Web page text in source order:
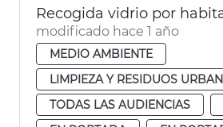
Recogida vidrio por
modificado hace 1 año
MEDIO AMBIENTE
LIMPIEZA Y RESIDUOS
TODAS LAS AUDIENCIAS